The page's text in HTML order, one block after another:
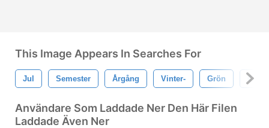
This Image Appears In Searches For
Jul Semester Årgång Vinter- Grön Gräns
Användare Som Laddade Ner Den Här Filen
Laddade Även Ner